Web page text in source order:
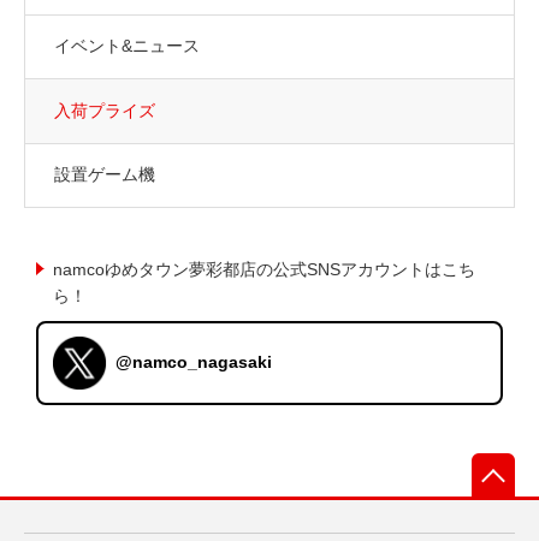
イベント&ニュース
入荷プライズ
設置ゲーム機
namcoゆめタウン夢彩都店の公式SNSアカウントはこち
ら！
@namco_nagasaki